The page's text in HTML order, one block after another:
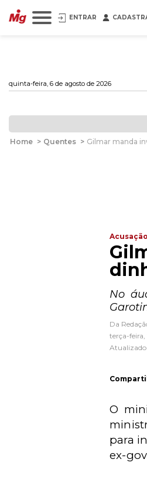
ENTRAR
quinta-feira, 6 de agosto de 2026
Home > Quentes > Gilmar manda
Acusação
No
Da
terça-feira,
Atualizado
O
para
ex-